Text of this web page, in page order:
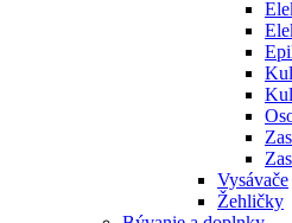
Vysávače
Žehličky